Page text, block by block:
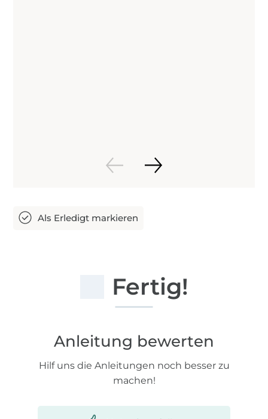
Fertig!
Anleitung bewerten
Hilf uns die Anleitungen noch besser zu
machen!